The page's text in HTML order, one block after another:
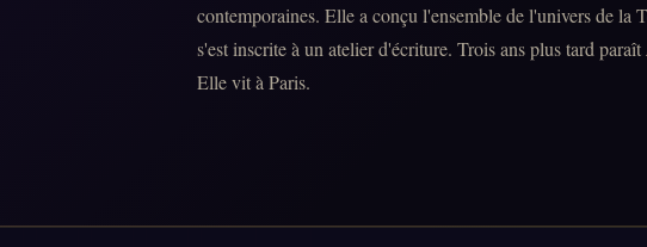
contemporaines. Elle a conçu l'ensemble de l'univers de la
s'est inscrite à un atelier d'écriture. Trois ans plus tard paraît
Elle vit à Paris.